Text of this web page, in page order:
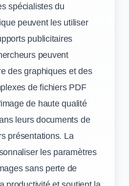
spécialistes du
peuvent les utiliser
publicitaires
peuvent
des graphiques et des
de fichiers PDF
de haute qualité
leurs documents de
présentations. La
les paramètres
sans perte de